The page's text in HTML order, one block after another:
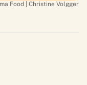
Food | Christine Volgger